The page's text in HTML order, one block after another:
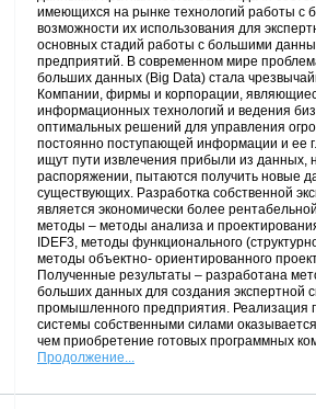
имеющихся на рынке технологий работы с
возможности их использования для
основных стадий работы с большими
предприятий. В современном мире
больших данных (Big Data) стала
Компании, фирмы и корпорации,
информационных технологий и ведения
оптимальных решений для управления
постоянно поступающей информации и ее
ищут пути извлечения прибыли из данных,
распоряжении, пытаются получить новые
существующих. Разработка собственной
является экономически более
методы – методы анализа и
IDEF3, методы функционального
методы объектно- ориентированного
Полученные результаты – разработана
больших данных для создания экспертной
промышленного предприятия. Реализация
системы собственными силами
чем приобретение готовых программных
Продолжение...